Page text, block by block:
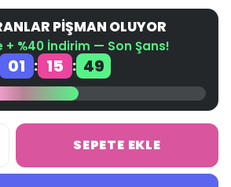
PİŞMAN OLUYOR
+ %40 İndirim — Son Şans!
01 : 15 : 49
SEPETE EKLE